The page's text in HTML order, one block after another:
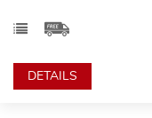
DETAILS